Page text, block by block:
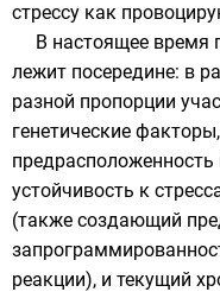
стрессу как
В настоящее время
лежит посередине: в
разной пропорции
генетические
устойчивость к
(также создающий
реакции), и текущий